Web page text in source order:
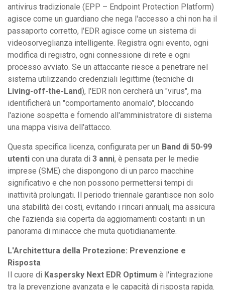
antivirus tradizionale (EPP – Endpoint Protection Platform)
agisce come un guardiano che nega l'accesso a chi non ha il
passaporto corretto, l'EDR agisce come un sistema di
videosorveglianza intelligente. Registra ogni evento, ogni
modifica di registro, ogni connessione di rete e ogni
processo avviato. Se un attaccante riesce a penetrare nel
sistema utilizzando credenziali legittime (tecniche di
Living-off-the-Land), l'EDR non cercherà un "virus", ma
identificherà un "comportamento anomalo", bloccando
l'azione sospetta e fornendo all'amministratore di sistema
una mappa visiva dell'attacco.
Questa specifica licenza, configurata per un Band di 50-99
utenti con una durata di 3 anni, è pensata per le medie
imprese (SME) che dispongono di un parco macchine
significativo e che non possono permettersi tempi di
inattività prolungati. Il periodo triennale garantisce non solo
una stabilità dei costi, evitando i rincari annuali, ma assicura
che l'azienda sia coperta da aggiornamenti costanti in un
panorama di minacce che muta quotidianamente.
L'Architettura della Protezione: Prevenzione e
Risposta
Il cuore di Kaspersky Next EDR Optimum è l'integrazione
tra la prevenzione avanzata e le capacità di risposta rapida.